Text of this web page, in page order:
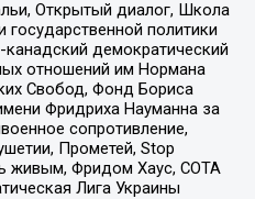
Открытый диалог, Школа
политики
демократический
отношений им Нормана
Свобод, Фонд Бориса
Фридриха Науманна за
сопротивление,
Прометей, Stop
живым, Фридом Хаус, СОТА
Лига Украины